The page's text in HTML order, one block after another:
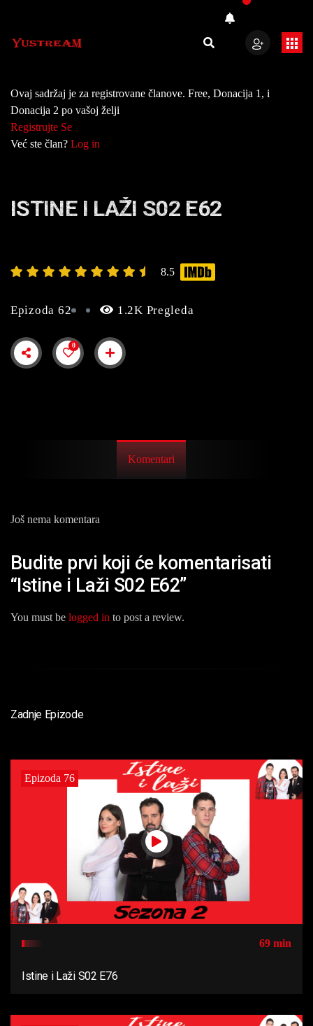
Ovaj sadržaj je za registrovane članove. Free, Donacija 1, i
Donacija 2 po vašoj želji
Registrujte Se
Već ste član? Log in
ISTINE I LAŽI S02 E62
8.5
Epizoda 62 1.2K Pregleda
0
Komentari
Još nema komentara
Budite prvi koji će komentarisati
“Istine i Laži S02 E62”
You must be logged in to post a review.
Zadnje Epizode
Epizoda 76
69 min
Istine i Laži S02 E76